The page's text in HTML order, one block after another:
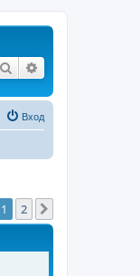
Поиск
Вход
1 2